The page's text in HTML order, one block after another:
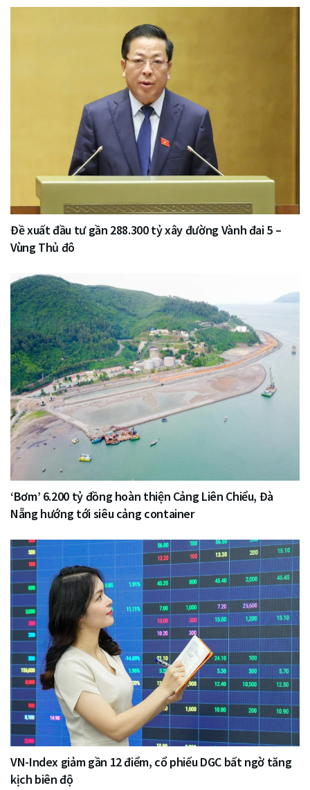
Đề xuất đầu tư gần 288.300 tỷ xây đường Vành đai 5 –
Vùng Thủ đô
‘Bơm’ 6.200 tỷ đồng hoàn thiện Cảng Liên Chiểu, Đà
Nẵng hướng tới siêu cảng container
VN-Index giảm gần 12 điểm, cổ phiếu DGC bất ngờ tăng
kịch biên độ